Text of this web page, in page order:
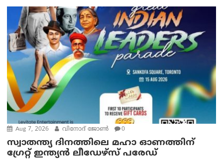
Aug 7, 2026 വിനോദ് ജോൺ 0
സ്വാതന്ത്യ ദിനത്തിലെ മഹാ ഓണത്തിന്
ഗ്രേറ്റ് ഇന്ത്യൻ ലീഡേഴ്സ് പരേഡ്